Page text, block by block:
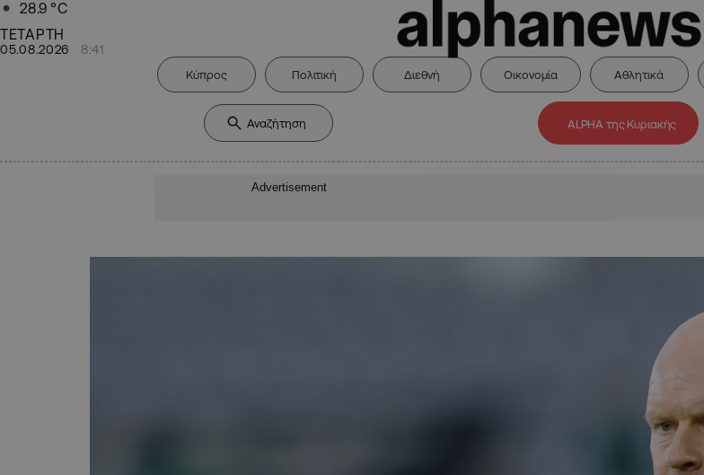
28.9 °C
ΤΕΤΑΡΤΗ
05.08.2026 8:41
Κύπρος Πολιτική Διεθνή Οικονομία Αθλητικά
ALPHA της Κυριακής
Advertisement